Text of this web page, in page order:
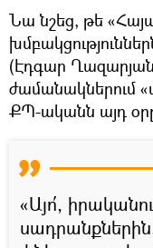
Նա նշեց, թե
(Էդգար
ժամանակներում
ՔՊ-ականն այդ
«Այո՛,